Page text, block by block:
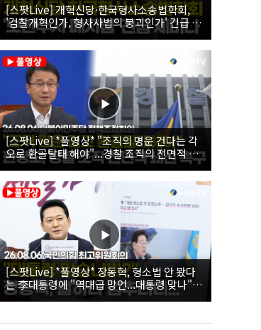
[스팟Live] 개혁신당·한국형사소송법학회,
'검찰개혁인가, 형사사법의 붕괴인가' 긴급 세
미나｜26.08.06
[스팟Live] *풀영상* "조직의 명운 건다는 각
오로 환골탈태 해야"...경찰 조직의 전면적 쇄
신 촉구한 한병도 | 26.08.06 더불어민주당 정
책조정회의
[스팟Live] *풀영상* 장동혁, 형소법 안 봤다
는 李대통령에 "역대급 망언...대통령 맞나"｜
26.08.06 국민의힘 최고위원회의